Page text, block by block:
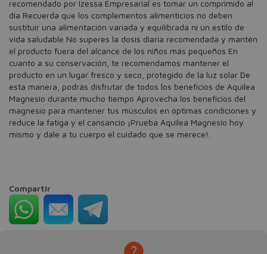
recomendado por Izessa Empresarial es tomar un comprimido al
día Recuerda que los complementos alimenticios no deben
sustituir una alimentación variada y equilibrada ni un estilo de
vida saludable No superes la dosis diaria recomendada y mantén
el producto fuera del alcance de los niños más pequeños En
cuanto a su conservación, te recomendamos mantener el
producto en un lugar fresco y seco, protegido de la luz solar De
esta manera, podrás disfrutar de todos los beneficios de Aquilea
Magnesio durante mucho tiempo Aprovecha los beneficios del
magnesio para mantener tus músculos en óptimas condiciones y
reduce la fatiga y el cansancio ¡Prueba Aquilea Magnesio hoy
mismo y dale a tu cuerpo el cuidado que se merece!.
Compartir